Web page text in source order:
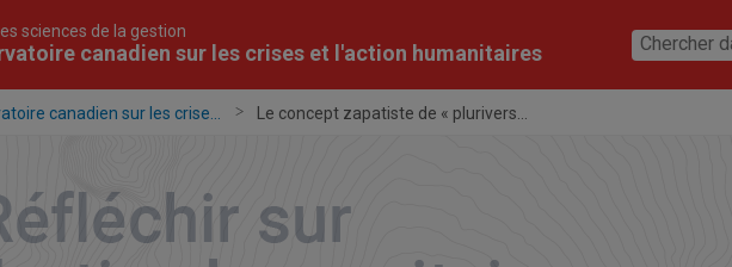
sciences de la gestion
canadien sur les crises et l'action humanitaires
canadien sur les crise... Le concept zapatiste de « plurivers...